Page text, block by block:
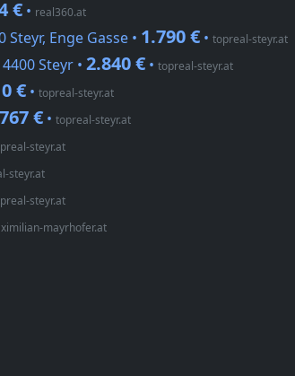
€ • real360.at
Enge Gasse • 1.790 € • topreal-steyr.at
Steyr • 2.840 € • topreal-steyr.at
€ • topreal-steyr.at
€ • topreal-steyr.at
steyr.at
steyr.at
steyr.at
mayrhofer.at